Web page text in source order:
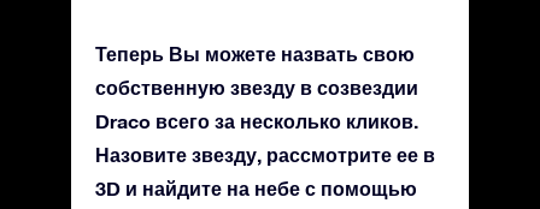
Теперь Вы можете назвать свою
собственную звезду в созвездии
Draco всего за несколько кликов.
Назовите звезду, рассмотрите ее в
3D и найдите на небе с помощью